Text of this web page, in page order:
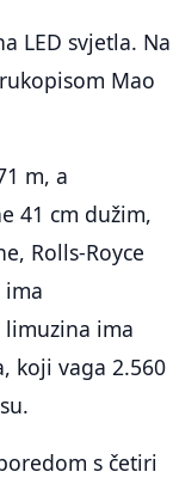
LED svjetla. Na
Mao
m, a
41 cm dužim,
Rolls-Royce
ima
limuzina ima
koji vaga 2.560
s četiri